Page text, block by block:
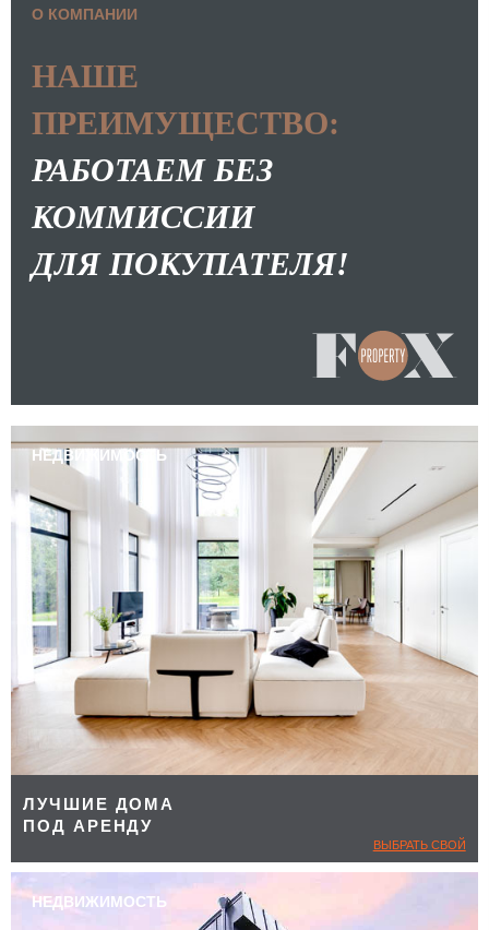
О КОМПАНИИ
НАШЕ
ПРЕИМУЩЕСТВО:
РАБОТАЕМ БЕЗ
КОММИССИИ
ДЛЯ ПОКУПАТЕЛЯ!
НЕДВИЖИМОСТЬ
ЛУЧШИЕ ДОМА
ПОД АРЕНДУ
ВЫБРАТЬ СВОЙ
НЕДВИЖИМОСТЬ